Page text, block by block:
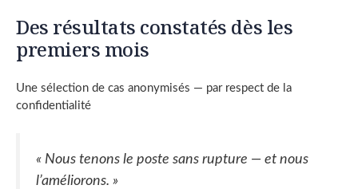
Des résultats constatés dès les
premiers mois
Une sélection de cas anonymisés — par respect de la
confidentialité
« Nous tenons le poste sans rupture — et nous
l’améliorons. »